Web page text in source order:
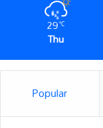
29℃
Thu
Popular